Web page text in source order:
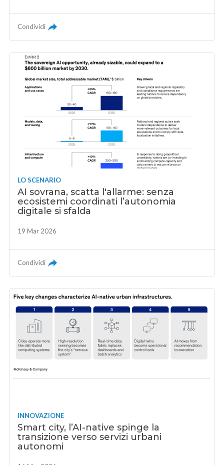
Condividi
LO SCENARIO
AI sovrana, scatta l'allarme: senza
ecosistemi coordinati l’autonomia
digitale si sfalda
19 Mar 2026
Condividi
INNOVAZIONE
Smart city, l’AI-native spinge la
transizione verso servizi urbani
autonomi